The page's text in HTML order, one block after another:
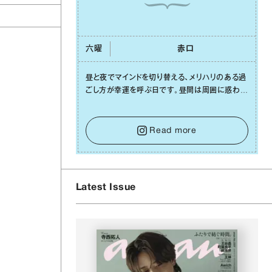
六曜 ⾚⼝
昼と夜でマインドを切り替える、メリハリのある過
ごし⽅が幸運を呼ぶ⽇です。昼間は周囲に惑わさ
をキープして。そして夜は、疲れや寂しさから⽢
い⾔葉に流されないよう、⼼にしっかりブレーキ
をかけること。この意識の切り替えが、あなたに
確かな安⼼感をもたらすはずです。
Read more
Latest Issue